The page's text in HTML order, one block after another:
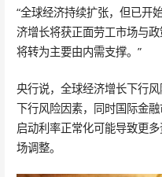
“全球经济持续扩张，但已开
济增长将获正面劳工市场与
将转为主要由内需支撑。”
央行说，全球经济增长下行
下行风险因素，同时国际金
启动利率正常化可能导致更
场调整。